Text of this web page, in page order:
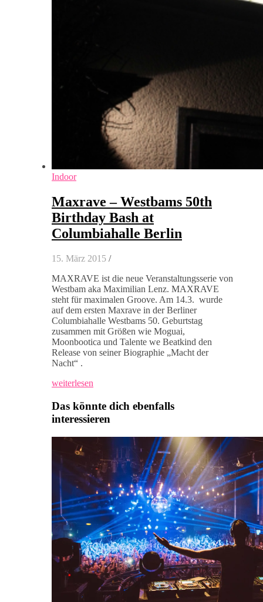
Indoor
Maxrave – Westbams 50th
Birthday Bash at
Columbiahalle Berlin
15. März 2015 /
MAXRAVE ist die neue Veranstaltungsserie von
Westbam aka Maximilian Lenz. MAXRAVE
steht für maximalen Groove. Am 14.3. wurde
auf dem ersten Maxrave in der Berliner
Columbiahalle Westbams 50. Geburtstag
zusammen mit Größen wie Moguai,
Moonbootica und Talente we Beatkind den
Release von seiner Biographie „Macht der
Nacht“ .
weiterlesen
Das könnte dich ebenfalls
interessieren